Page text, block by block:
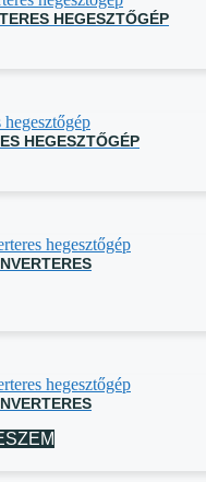
HEGESZTŐGÉP
HEGESZTŐGÉP